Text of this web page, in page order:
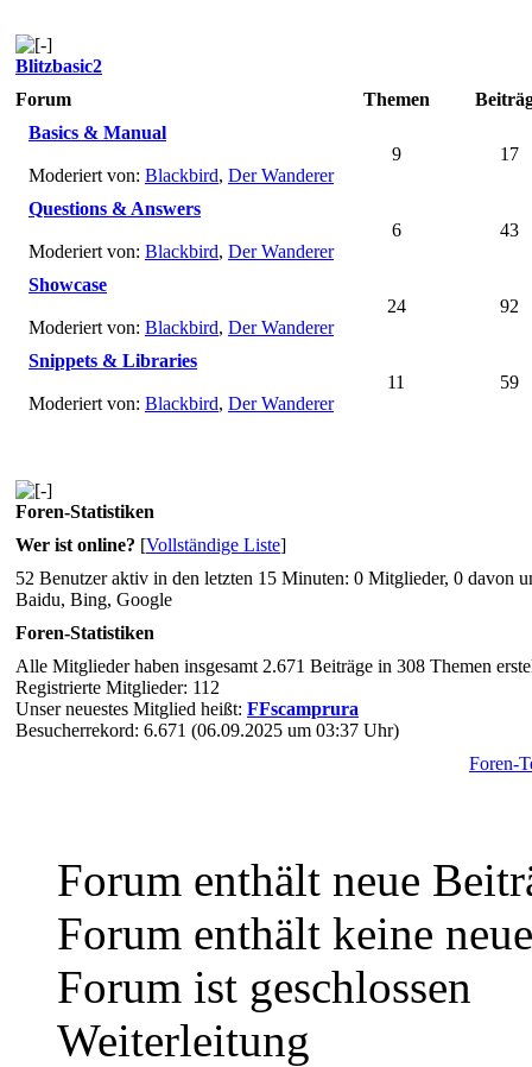
Blitzbasic2
Forum
Themen
Basics & Manual
Moderiert von: Blackbird, Der Wanderer
9 17
Questions & Answers
Moderiert von: Blackbird, Der Wanderer
6 43
Showcase
Moderiert von: Blackbird, Der Wanderer
24 92
Snippets & Libraries
Moderiert von: Blackbird, Der Wanderer
11 59
Foren-Statistiken
Wer ist online? [Vollständige Liste]
52 Benutzer aktiv in den letzten 15 Minuten: 0 Mitglieder, 0 davon
Baidu, Bing, Google
Foren-Statistiken
Alle Mitglieder haben insgesamt 2.671 Beiträge in 308 Themen
Registrierte Mitglieder: 112
Unser neuestes Mitglied heißt: FFscamprura
Besucherrekord: 6.671 (06.09.2025 um 03:37 Uhr)
Foren-
Forum enthält neue
Forum enthält keine
Forum ist geschlossen
Weiterleitung